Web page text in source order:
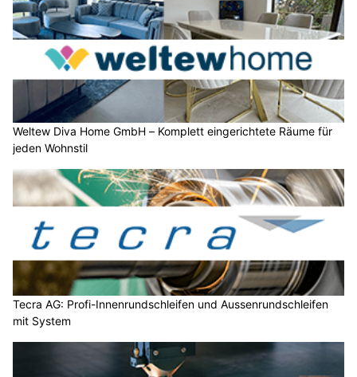
Weltew Diva Home GmbH – Komplett eingerichtete Räume für
jeden Wohnstil
Tecra AG: Profi-Innenrundschleifen und Aussenrundschleifen
mit System